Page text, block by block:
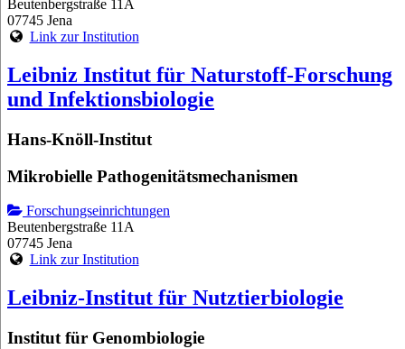
Beutenbergstraße 11A
07745 Jena
Link zur Institution
Leibniz Institut für Naturstoff-Forschung
und Infektionsbiologie
Hans-Knöll-Institut
Mikrobielle Pathogenitätsmechanismen
Forschungseinrichtungen
Beutenbergstraße 11A
07745 Jena
Link zur Institution
Leibniz-Institut für Nutztierbiologie
Institut für Genombiologie